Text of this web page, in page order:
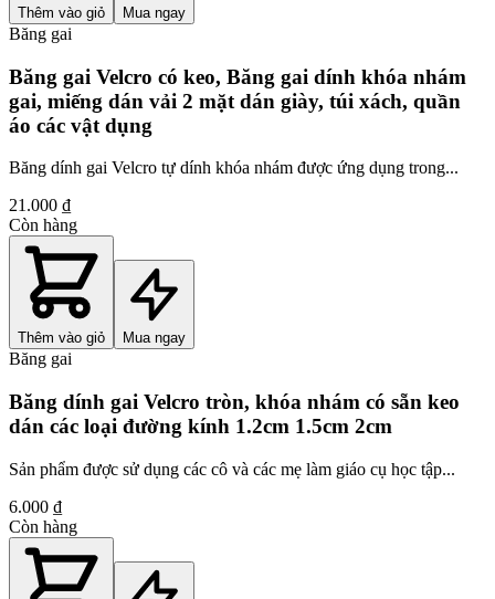
Thêm vào giỏ Mua ngay
Băng gai
Băng gai Velcro có keo, Băng gai dính khóa nhám
gai, miếng dán vải 2 mặt dán giày, túi xách, quần
áo các vật dụng
Băng dính gai Velcro tự dính khóa nhám được ứng dụng trong...
21.000 ₫
Còn hàng
Thêm vào giỏ Mua ngay
Băng gai
Băng dính gai Velcro tròn, khóa nhám có sẵn keo
dán các loại đường kính 1.2cm 1.5cm 2cm
Sản phẩm được sử dụng các cô và các mẹ làm giáo cụ học tập...
6.000 ₫
Còn hàng